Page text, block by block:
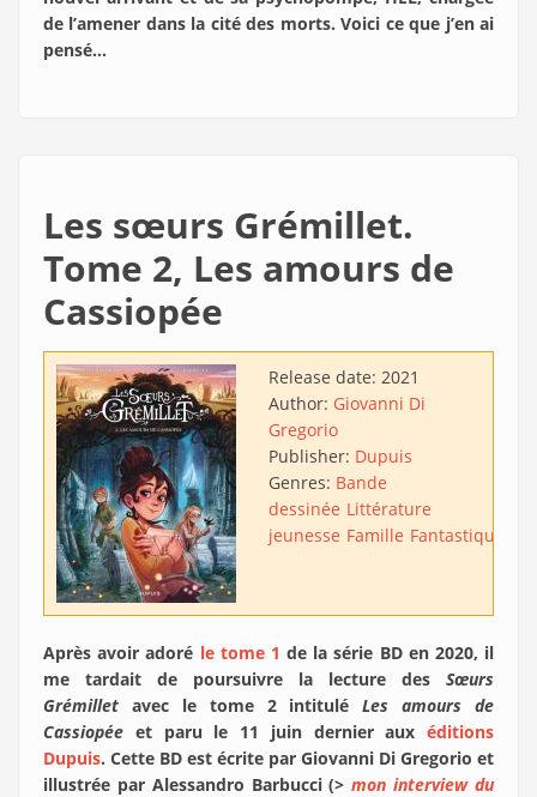
de l’amener dans la cité des morts. Voici ce que j’en ai
pensé…
Les sœurs Grémillet.
Tome 2, Les amours de
Cassiopée
Release date: 2021
Author: Giovanni Di
Gregorio
Publisher: Dupuis
Genres: Bande
dessinée Littérature
jeunesse Famille Fantastique
Après avoir adoré le tome 1 de la série BD en 2020, il
me tardait de poursuivre la lecture des Sœurs
Grémillet avec le tome 2 intituléLes amours de
Cassiopée et paru le 11 juin dernier aux éditions
Dupuis. Cette BD est écrite par Giovanni Di Gregorio et
illustrée par Alessandro Barbucci (>mon interview du